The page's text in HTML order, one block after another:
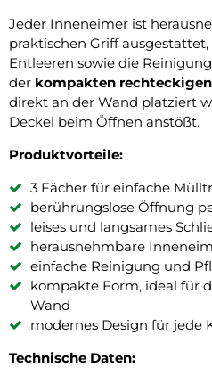
Jeder Inneneimer ist
praktischen Griff
Entleeren sowie die
der kompakten
direkt an der Wand platziert
Deckel beim Öffnen anstößt.
Produktvorteile:
3 Fächer für einfache
berührungslose Öffnung
leises und langsames
herausnehmbare
einfache Reinigung und
kompakte Form, ideal für
Wand
modernes Design für jede
Technische Daten: